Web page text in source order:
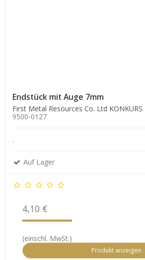
Endstück mit Auge 7mm
First Metal Resources Co. Ltd KONKURS
9500-0127
.
Auf Lager
4,10 €
(einschl. MwSt.)
Produkt anzeigen